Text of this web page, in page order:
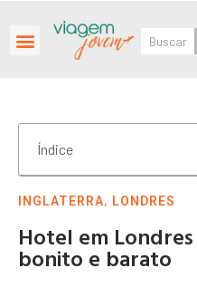
Índice
INGLATERRA, LONDRES
Hotel em
bonito e barato